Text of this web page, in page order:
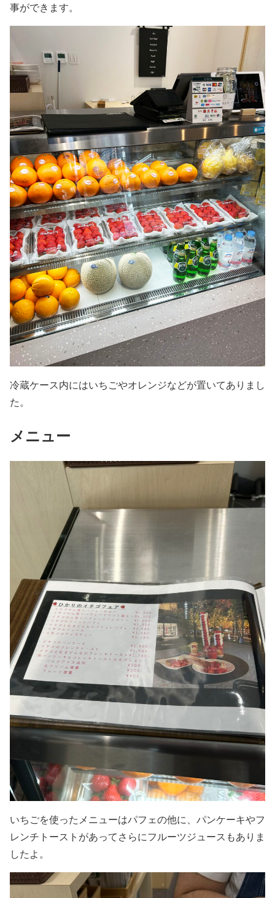
事ができます。
冷蔵ケース内にはいちごやオレンジなどが置いてありまし
た。
メニュー
いちごを使ったメニューはパフェの他に、パンケーキやフ
レンチトーストがあってさらにフルーツジュースもありま
したよ。